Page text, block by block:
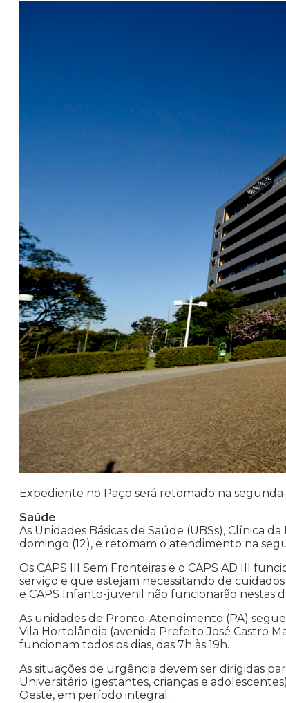
Expediente no Paço será retomado na
Saúde
As Unidades Básicas de Saúde (UBSs), Clínica
domingo (12), e retomam o atendimento na
Os CAPS III Sem Fronteiras e o CAPS AD III
serviço e que estejam necessitando de
e CAPS Infanto-juvenil não funcionarão nestas
As unidades de Pronto-Atendimento (PA)
Vila Hortolândia (avenida Prefeito José Castro
funcionam todos os dias, das 7h às 19h.
As situações de urgência devem ser dirigidas
Universitário (gestantes, crianças e
Oeste, em período integral.